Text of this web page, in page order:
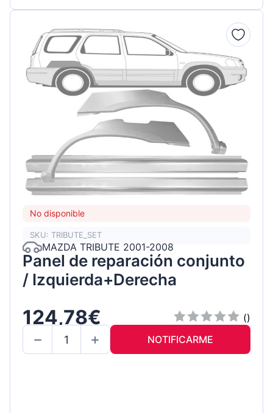
No disponible
SKU: TRIBUTE_SET
MAZDA TRIBUTE 2001-2008
Panel de reparación conjunto
/ Izquierda+Derecha
124,78€
()
NOTIFICARME